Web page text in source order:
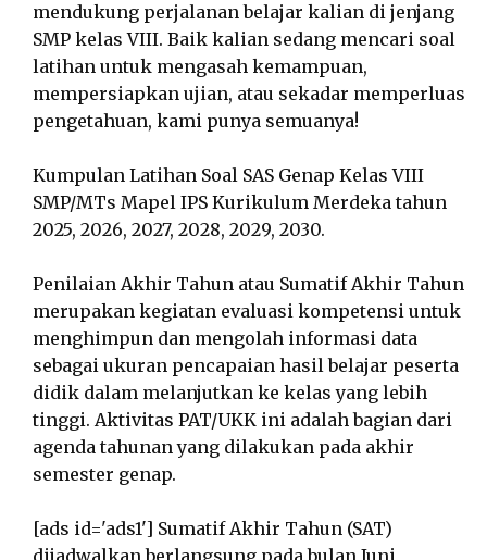
mendukung perjalanan belajar kalian di jenjang
SMP kelas VIII. Baik kalian sedang mencari soal
latihan untuk mengasah kemampuan,
mempersiapkan ujian, atau sekadar memperluas
pengetahuan, kami punya semuanya!
Kumpulan Latihan Soal SAS Genap Kelas VIII
SMP/MTs Mapel IPS Kurikulum Merdeka tahun
2025, 2026, 2027, 2028, 2029, 2030.
Penilaian Akhir Tahun atau Sumatif Akhir Tahun
merupakan kegiatan evaluasi kompetensi untuk
menghimpun dan mengolah informasi data
sebagai ukuran pencapaian hasil belajar peserta
didik dalam melanjutkan ke kelas yang lebih
tinggi. Aktivitas PAT/UKK ini adalah bagian dari
agenda tahunan yang dilakukan pada akhir
semester genap.
[ads id='ads1'] Sumatif Akhir Tahun (SAT)
dijadwalkan berlangsung pada bulan Juni,